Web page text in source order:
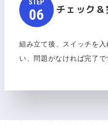
STEP​​​​​
​​​​​​​06 チェック＆
組み立て後、スイッチを
い、問題がなければ完了で